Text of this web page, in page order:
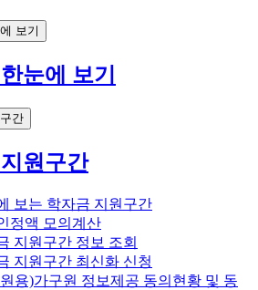
보기
눈에 보기
간
원구간
보는 학자금 지원구간
정액 모의계산
지원구간 정보 조회
지원구간 최신화 신청
용)가구원 정보제공 동의현황 및 동